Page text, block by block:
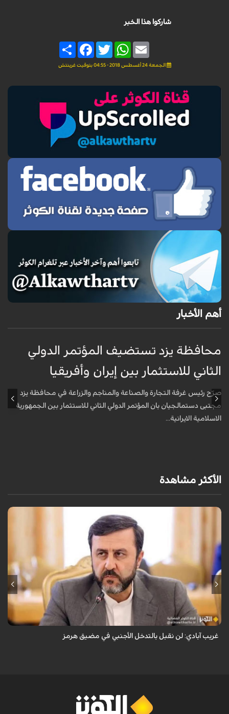
شاركوا هذا الخبر
Share
FacebookTwitter
WhatsAppEmail
الجمعة 24 أغسطس 2018 - 04:55 بتوقيت غرينتش
أهم الأخبار
محافظة يزد تستضيف المؤتمر الدولي
الثاني للاستثمار بين إيران وأفريقيا
صرّح رئيس غرفة التجارة والصناعة والمناجم والزراعة في محافظة يزد
مجتبى دستمالجيان بان المؤتمر الدولي الثاني للاستثمار بين الجمهورية
الاسلامية الايرانية...
الأكثر مشاهدة
قال نائب وزير الخارجية الإيراني كاظم غريب آبادي، إن إيران لن تقبل بالتدخل
الأجنبي في مضيق هرمز.
غريب آبادي: لن نقبل بالتدخل الأجنبي في مضيق هرمز